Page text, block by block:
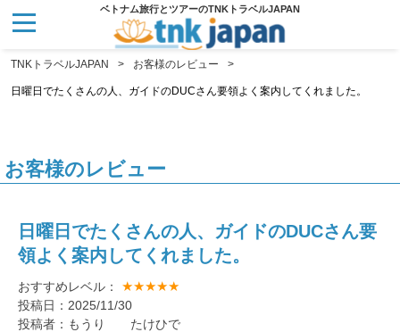
ベトナム旅行とツアーのTNKトラベルJAPAN
TNKトラベルJAPAN お客様のレビュー
日曜日でたくさんの人、ガイドのDUCさん要領よく案内してくれました。
お客様のレビュー
日曜日でたくさんの人、ガイドのDUCさん要
領よく案内してくれました。
おすすめレベル： ★★★★★
投稿日：2025/11/30
投稿者：もうり たけひで